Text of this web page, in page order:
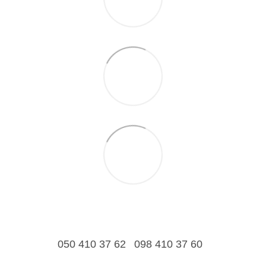
050 410 37 62 098 410 37 60